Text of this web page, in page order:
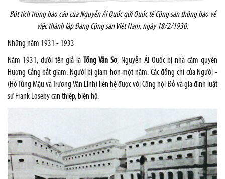
Bút tích trong báo cáo của Nguyễn Ái Quốc gửi Quốc tế Cộng sản thông báo về
việc thành lập Đảng Cộng sản ViệtNam, ngày 18/2/1930.
Những năm 1931 - 1933
Năm 1931, dưới tên giả làTống Văn Sơ, Nguyễn Ái Quốc bị nhà cầm quyền
Hương Cảng bắt giam. Người bị giam hơn một năm. Các đồng chí của Người -
(Hồ Tùng Mậu và Trương Vân Lĩnh) liên hệ được với Công hội Đỏ và gia đình luật
sư Frank Loseby can thiệp, biện hộ.